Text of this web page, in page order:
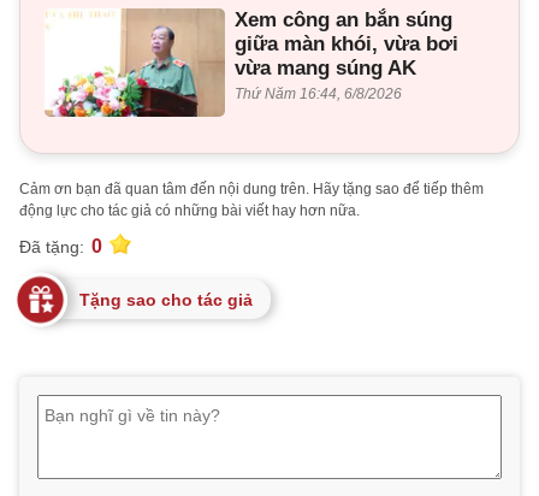
Xem công an bắn súng
giữa màn khói, vừa bơi
vừa mang súng AK
Thứ Năm 16:44, 6/8/2026
Cảm ơn bạn đã quan tâm đến nội dung trên. Hãy tặng sao để tiếp thêm
động lực cho tác giả có những bài viết hay hơn nữa.
Đã tặng: 0
Tặng sao cho tác giả